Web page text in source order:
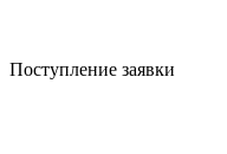
Поступление заявки